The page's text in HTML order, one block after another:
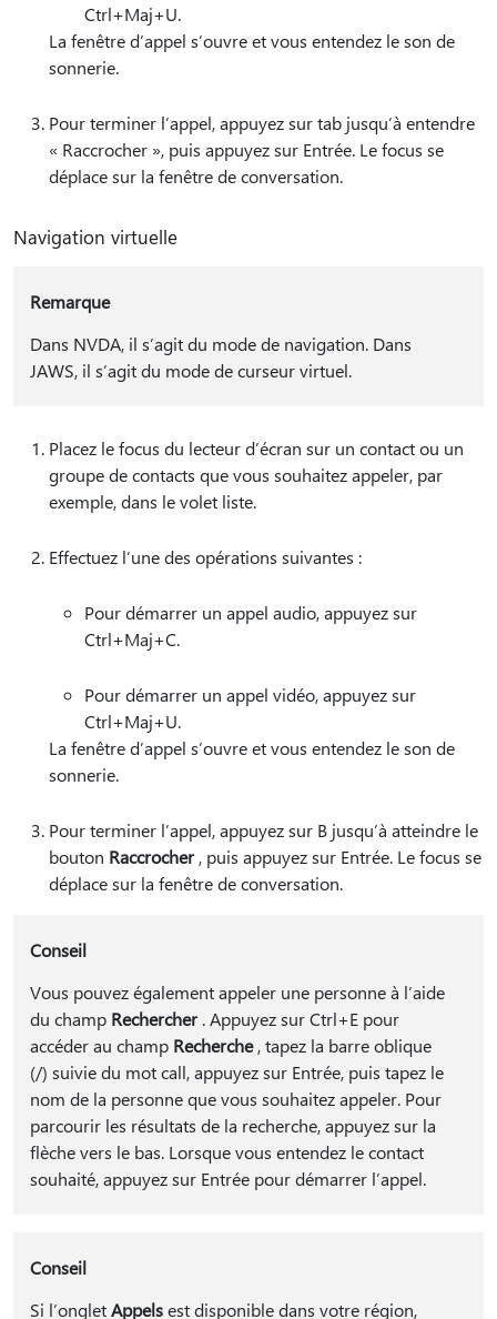
Ctrl+Maj+U.
La fenêtre d’appel s’ouvre et vous entendez le son de
sonnerie.
Pour terminer l’appel, appuyez sur tab jusqu’à entendre
« Raccrocher », puis appuyez sur Entrée. Le focus se
déplace sur la fenêtre de conversation.
Navigation virtuelle
Remarque
Dans NVDA, il s’agit du mode de navigation. Dans
JAWS, il s’agit du mode de curseur virtuel.
Placez le focus du lecteur d’écran sur un contact ou un
groupe de contacts que vous souhaitez appeler, par
exemple, dans le volet liste.
Effectuez l’une des opérations suivantes :
Pour démarrer un appel audio, appuyez sur
Ctrl+Maj+C.
Pour démarrer un appel vidéo, appuyez sur
Ctrl+Maj+U.
La fenêtre d’appel s’ouvre et vous entendez le son de
sonnerie.
Pour terminer l’appel, appuyez sur B jusqu’à atteindre le
bouton Raccrocher, puis appuyez sur Entrée. Le focus se
déplace sur la fenêtre de conversation.
Conseil
Vous pouvez également appeler une personne à l’aide
du champ Rechercher. Appuyez sur Ctrl+E pour
accéder au champ Recherche, tapez la barre oblique
(/) suivie du mot call, appuyez sur Entrée, puis tapez le
nom de la personne que vous souhaitez appeler. Pour
parcourir les résultats de la recherche, appuyez sur la
flèche vers le bas. Lorsque vous entendez le contact
souhaité, appuyez sur Entrée pour démarrer l’appel.
Conseil
Si l’ongletAppelsest disponible dans votre région,